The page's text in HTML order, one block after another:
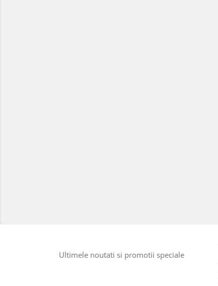
Ultimele noutati si promotii speciale